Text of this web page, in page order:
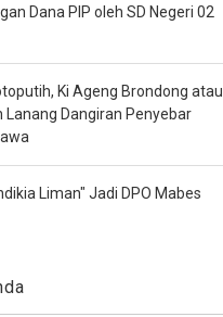
Dana PIP oleh SD Negeri 02
Ki Ageng Brondong atau
Lanang Dangiran Penyebar
Liman" Jadi DPO Mabes